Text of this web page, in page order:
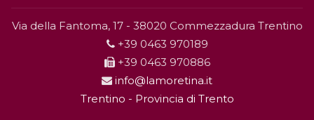
Via della Fantoma, 17 - 38020 Commezzadura Trentino
+39 0463 970189
+39 0463 970886
info@lamoretina.it
Trentino - Provincia di Trento